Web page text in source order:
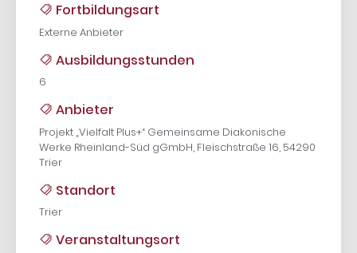
Fortbildungsart
Externe Anbieter
Ausbildungsstunden
6
Anbieter
Projekt „Vielfalt Plus+“ Gemeinsame Diakonische
Werke Rheinland-Süd gGmbH, Fleischstraße 16, 54290
Trier
Standort
Trier
Veranstaltungsort